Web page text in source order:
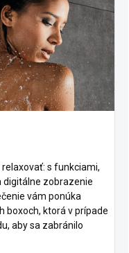
s funkciami,
digitálne zobrazenie
vám ponúka
boxoch, ktorá v prípade
aby sa zabránilo